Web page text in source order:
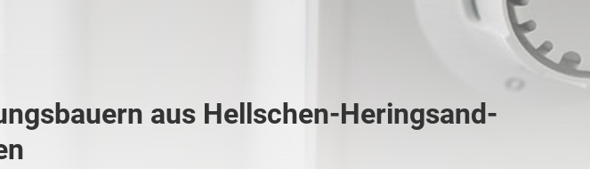
aus Hellschen-Heringsand-